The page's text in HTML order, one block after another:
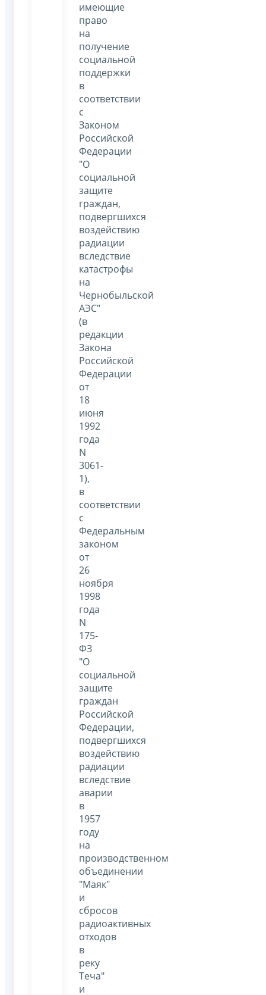
имеющие
право
на
получение
социальной
поддержки
в
соответствии
с
Законом
Российской
Федерации
"О
социальной
защите
граждан,
подвергшихся
воздействию
радиации
вследствие
катастрофы
на
Чернобыльской
АЭС"
(в
редакции
Закона
Российской
Федерации
от
18
июня
1992
года
N
3061-
1),
в
соответствии
с
Федеральным
законом
от
26
ноября
1998
года
N
175-
ФЗ
"О
социальной
защите
граждан
Российской
Федерации,
подвергшихся
воздействию
радиации
вследствие
аварии
в
1957
году
на
производственном
объединении
"Маяк"
и
сбросов
радиоактивных
отходов
в
реку
Теча"
и